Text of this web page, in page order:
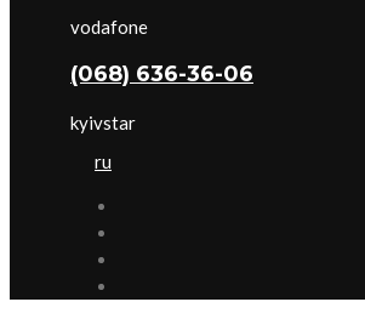
vodafone
(068) 636-36-06
kyivstar
ru